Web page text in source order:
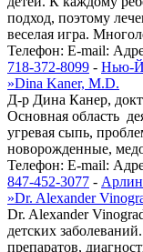
подход, поэтому
веселая игра.
Телефон: E-mail:
718-372-8099 - Нью-
»Dina Kaner, M.D.
Д-р Дина Канер,
Основная область
угревая сыпь,
новорожденные,
Телефон: E-mail:
847-452-3077 -
»Dr. Alexander
Dr. Alexander
детских
препаратов,